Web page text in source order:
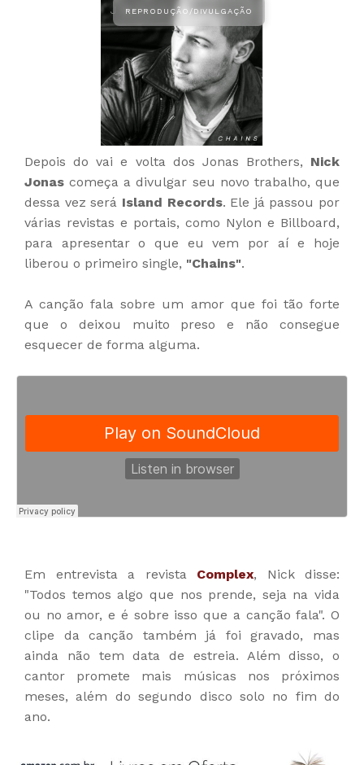
Depois do vai e volta dos Jonas Brothers, Nick
Jonas começa a divulgar seu novo trabalho, que
dessa vez será Island Records. Ele já passou por
várias revistas e portais, como Nylon e Billboard,
para apresentar o que eu vem por aí e hoje
liberou o primeiro single, "Chains".
A canção fala sobre um amor que foi tão forte
que o deixou muito preso e não consegue
esquecer de forma alguma.
Em entrevista a revista Complex, Nick disse:
"Todos temos algo que nos prende, seja na vida
ou no amor, e é sobre isso que a canção fala". O
clipe da canção também já foi gravado, mas
ainda não tem data de estreia. Além disso, o
cantor promete mais músicas nos próximos
meses, além do segundo disco solo no fim do
ano.